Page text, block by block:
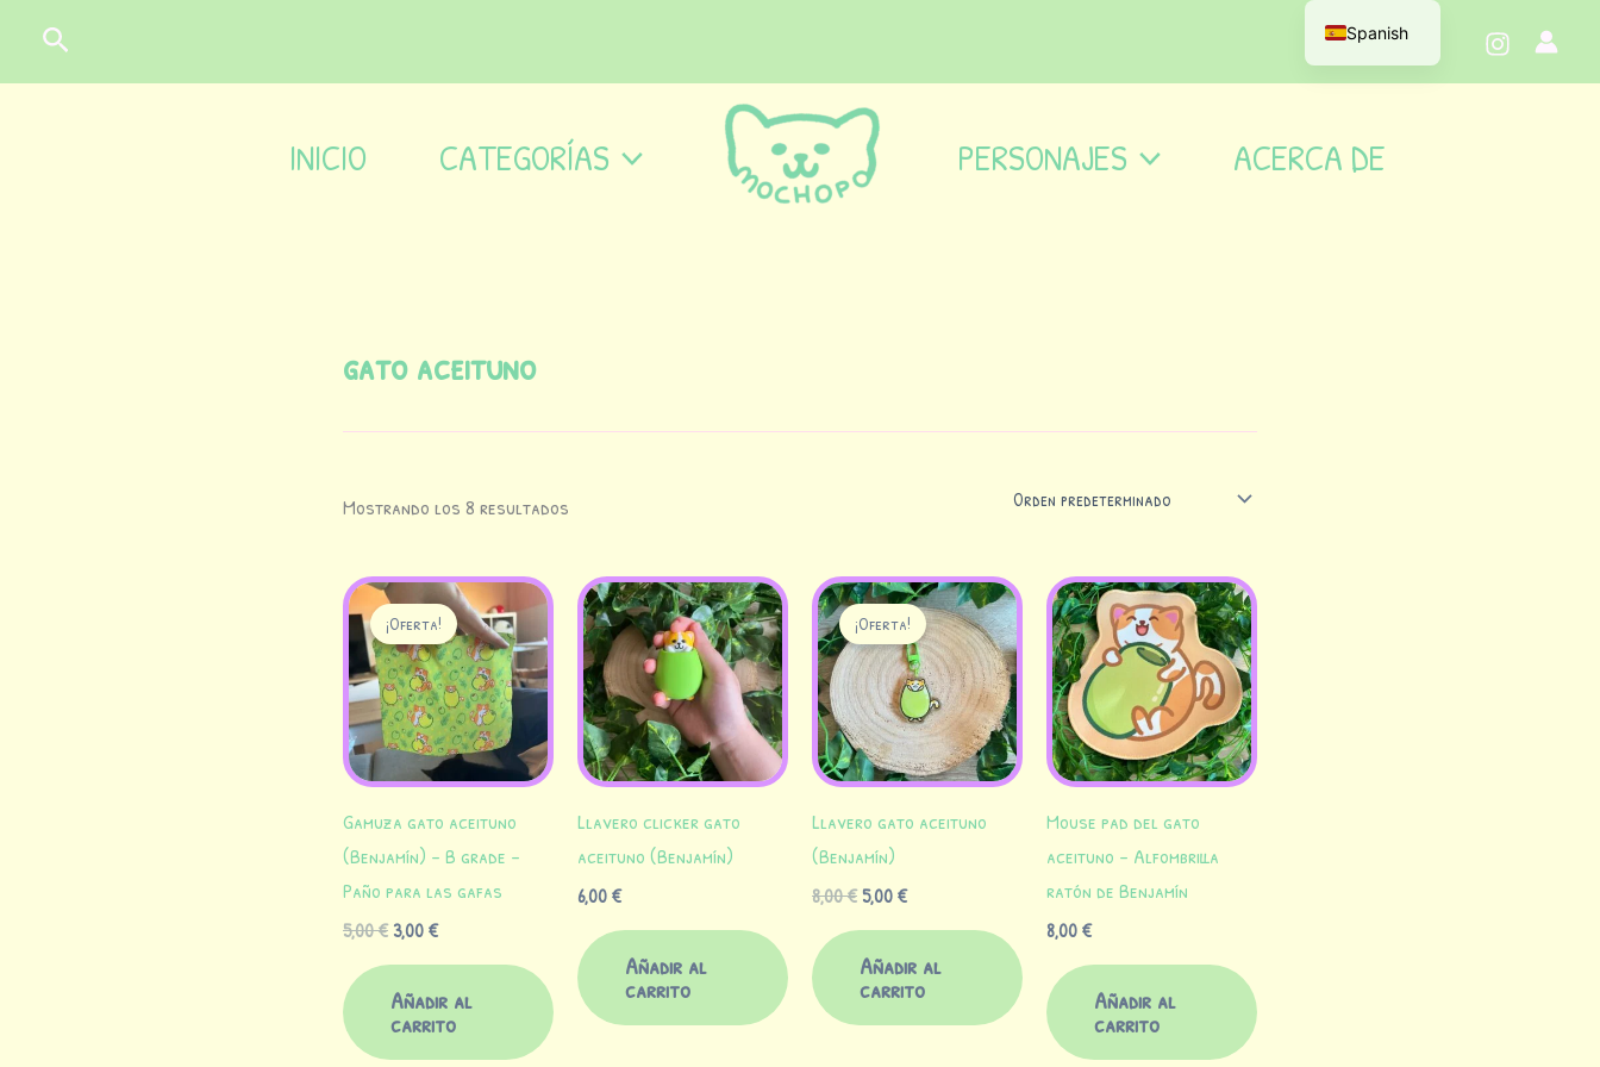
contenido
Buscar
INICIO CATEGORÍAS PERSONAJES ACERCA DE
gato aceituno
Mostrando los 8 resultados
¡Oferta!
Gamuza gato aceituno
(Benjamín) – B grade –
Paño para las gafas
5,00€
El
precio
original
era:
5,00 €.
3,00€
El
precio
actual
es:
3,00 €.
Añadir al
carrito
Llavero clicker gato
aceituno (Benjamín)
6,00€
Añadir al
carrito
¡Oferta!
Llavero gato aceituno
(Benjamín)
8,00€
El
precio
original
era:
8,00 €.
5,00€
El
precio
actual
es:
5,00 €.
Añadir al
carrito
Mouse pad del gato
aceituno – Alfombrilla
ratón de Benjamín
8,00€
Añadir al
carrito
Spanish